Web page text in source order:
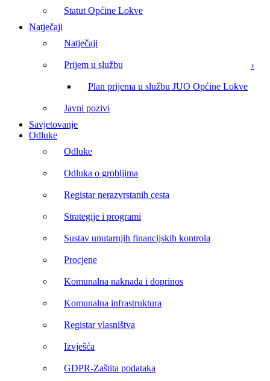
Statut Općine Lokve
Natječaji
Natječaji
Prijem u službu
Plan prijema u službu JUO Općine Lokve
Javni pozivi
Savjetovanje
Odluke
Odluke
Odluka o grobljima
Registar nerazvrstanih cesta
Strategije i programi
Sustav unutarnjih financijskih kontrola
Procjene
Komunalna naknada i doprinos
Komunalna infrastruktura
Registar vlasništva
Izvješća
GDPR-Zaštita podataka